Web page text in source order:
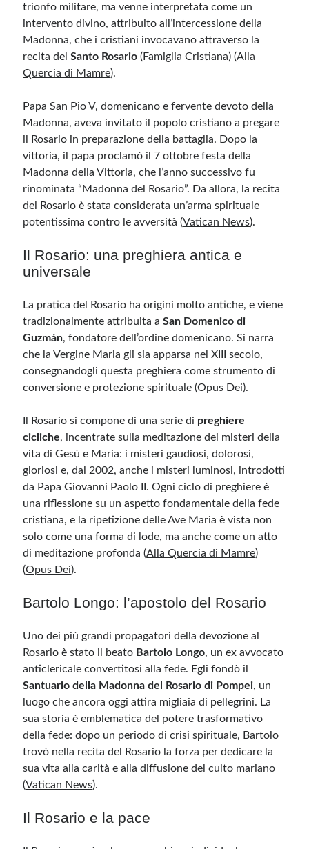
trionfo militare, ma venne interpretata come un
intervento divino, attribuito all’intercessione della
Madonna, che i cristiani invocavano attraverso la
recita delSanto Rosario ​(Famiglia Cristiana)(Alla
Quercia di Mamre).
Papa San Pio V, domenicano e fervente devoto della
Madonna, aveva invitato il popolo cristiano a pregare
il Rosario in preparazione della battaglia. Dopo la
vittoria, il papa proclamò il 7 ottobre festa della
Madonna della Vittoria, che l’anno successivo fu
rinominata “Madonna del Rosario”. Da allora, la recita
del Rosario è stata considerata un’arma spirituale
potentissima contro le avversità ​(Vatican News).
Il Rosario: una preghiera antica e
universale
La pratica del Rosario ha origini molto antiche, e viene
tradizionalmente attribuita aSan Domenico di
Guzmán, fondatore dell’ordine domenicano. Si narra
che la Vergine Maria gli sia apparsa nel XIII secolo,
consegnandogli questa preghiera come strumento di
conversione e protezione spirituale(Opus Dei).
Il Rosario si compone di una serie di preghiere
cicliche, incentrate sulla meditazione dei misteri della
vita di Gesù e Maria: i misteri gaudiosi, dolorosi,
gloriosi e, dal 2002, anche i misteri luminosi, introdotti
da Papa Giovanni Paolo II. Ogni ciclo di preghiere è
una riflessione su un aspetto fondamentale della fede
cristiana, e la ripetizione delle Ave Maria è vista non
solo come una forma di lode, ma anche come un atto
di meditazione profonda​(Alla Quercia di Mamre)
(Opus Dei).
Bartolo Longo: l’apostolo del Rosario
Uno dei più grandi propagatori della devozione al
Rosario è stato il beato Bartolo Longo, un ex avvocato
anticlericale convertitosi alla fede. Egli fondò il
Santuario della Madonna del Rosario di Pompei, un
luogo che ancora oggi attira migliaia di pellegrini. La
sua storia è emblematica del potere trasformativo
della fede: dopo un periodo di crisi spirituale, Bartolo
trovò nella recita del Rosario la forza per dedicare la
sua vita alla carità e alla diffusione del culto mariano ​
(Vatican News).
Il Rosario e la pace